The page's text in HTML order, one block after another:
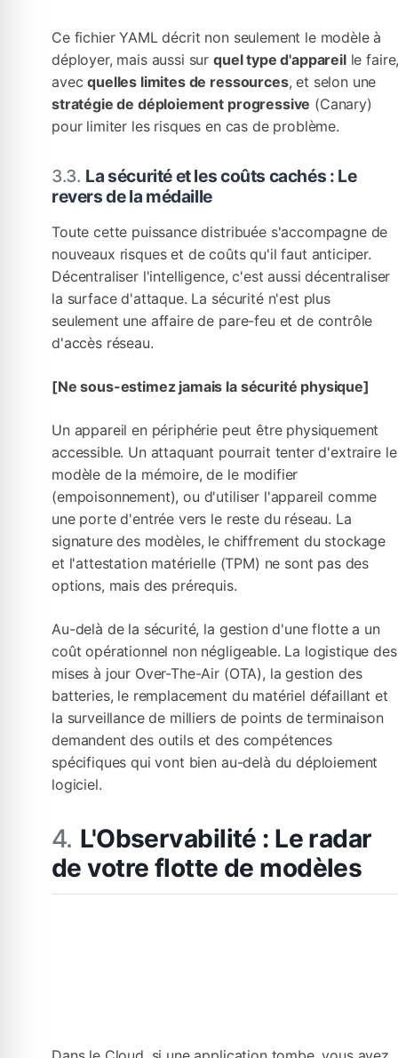
Ce fichier YAML décrit non seulement le modèle à
déployer, mais aussi sur quel type d'appareille
avecquelles limites de ressources, et selon une
stratégie de déploiement progressive (Canary)
pour limiter les risques en cas de problème.
La sécurité et les coûts cachés : Le
revers de la médaille
Toute cette puissance distribuée s'accompagne de
nouveaux risques et de coûts qu'il faut anticiper.
Décentraliser l'intelligence, c'est aussi décentraliser
la surface d'attaque. La sécurité n'est plus
seulement une affaire de pare-feu et de contrôle
d'accès réseau.
[Ne sous-estimez jamais la sécurité physique]
Un appareil en périphérie peut être physiquement
accessible. Un attaquant pourrait tenter d'extraire le
modèle de la mémoire, de le modifier
(empoisonnement), ou d'utiliser l'appareil comme
une porte d'entrée vers le reste du réseau. La
signature des modèles, le chiffrement du stockage
et l'attestation matérielle (TPM) ne sont pas des
options, mais des prérequis.
Au-delà de la sécurité, la gestion d'une flotte a un
coût opérationnel non négligeable. La logistique des
mises à jour Over-The-Air (OTA), la gestion des
batteries, le remplacement du matériel défaillant et
la surveillance de milliers de points de terminaison
demandent des outils et des compétences
spécifiques qui vont bien au-delà du déploiement
logiciel.
L'Observabilité : Le radar
de votre flotte de modèles